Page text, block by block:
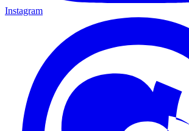
Instagram